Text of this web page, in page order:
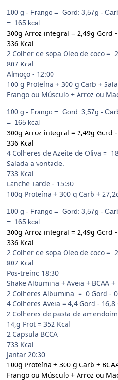
100 g - Frango = Gord: 3,57g -
= 165 kcal
300g Arroz integral = 2,49g Gord
336 Kcal
2 Colher de sopa Oleo de coco =
807 Kcal
Almoço - 12:00
100 g Proteína + 300 g Carb +
Frango ou Músculo + Arroz ou
100 g - Frango = Gord: 3,57g -
= 165 kcal
300g Arroz integral = 2,49g Gord
336 Kcal
4 Colheres de Azeite de Oliva =
Salada a vontade.
733 Kcal
Lanche Tarde - 15:30
100g Proteína + 300 g Carb +
100 g - Frango = Gord: 3,57g -
= 165 kcal
300g Arroz integral = 2,49g Gord
336 Kcal
2 Colher de sopa Oleo de coco =
807 Kcal
Pos-treino 18:30
Shake Albumina + Aveia + BCAA +
2 Colheres Albumina = 0 Gord -
4 Colheres Aveia = 4,4 Gord -
2 Colheres de pasta de
14,g Prot = 352 Kcal
2 Capsula BCCA
733 Kcal
Jantar 20:30
100g Proteína + 300 g Carb +
Frango ou Músculo + Arroz ou